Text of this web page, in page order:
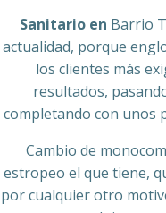
Sanitario en Barrio
actualidad, porque
los clientes más
resultados,
completando con unos
Cambio de
estropeo el que tiene,
por cualquier otro